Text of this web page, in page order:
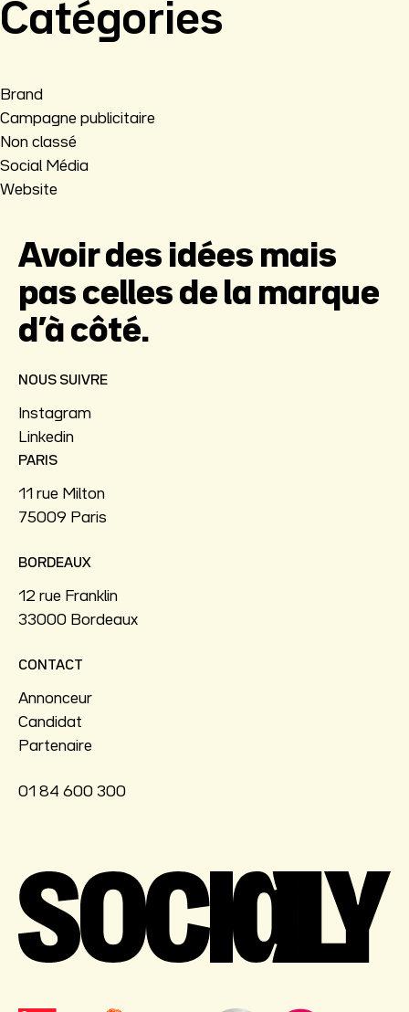
Catégories
Brand
Campagne publicitaire
Non classé
Social Média
Website
Avoir des idées mais
pas celles de la marque
d’à côté.
NOUS SUIVRE
Instagram
Linkedin
PARIS
11 rue Milton
75009 Paris
BORDEAUX
12 rue Franklin
33000 Bordeaux
CONTACT
Annonceur
Candidat
Partenaire
01 84 600 300